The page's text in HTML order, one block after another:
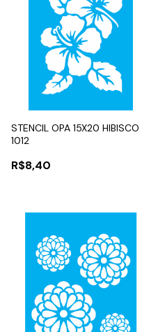
STENCIL OPA 15X20 HIBISCO
1012
R$8,40